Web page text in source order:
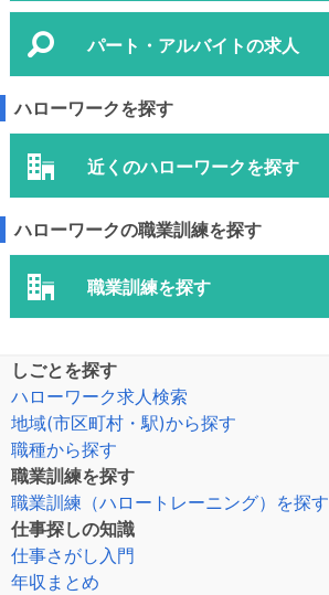
パート・アルバイトの求人
ハローワークを探す
近くのハローワークを探す
ハローワークの職業訓練を探す
職業訓練を探す
しごとを探す
ハローワーク求人検索
地域(市区町村・駅)から探す
職種から探す
職業訓練を探す
職業訓練（ハロートレーニング）を探す
仕事探しの知識
仕事さがし入門
年収まとめ